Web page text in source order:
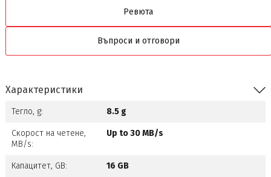
Ревюта
Въпроси и отговори
Характеристики
Тегло, g: 8.5 g
Скорост на четене,
MB/s:
Up to 30 MB/s
Капацитет, GB: 16 GB